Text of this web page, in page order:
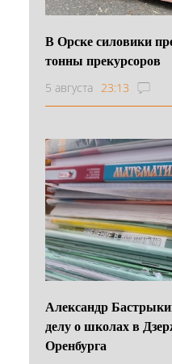
В Орске силовики
тонны прекурсоров
5 августа 23:13
Александр
делу о школах в
Оренбурга